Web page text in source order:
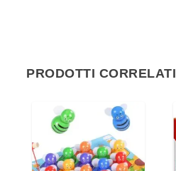
PRODOTTI CORRELATI